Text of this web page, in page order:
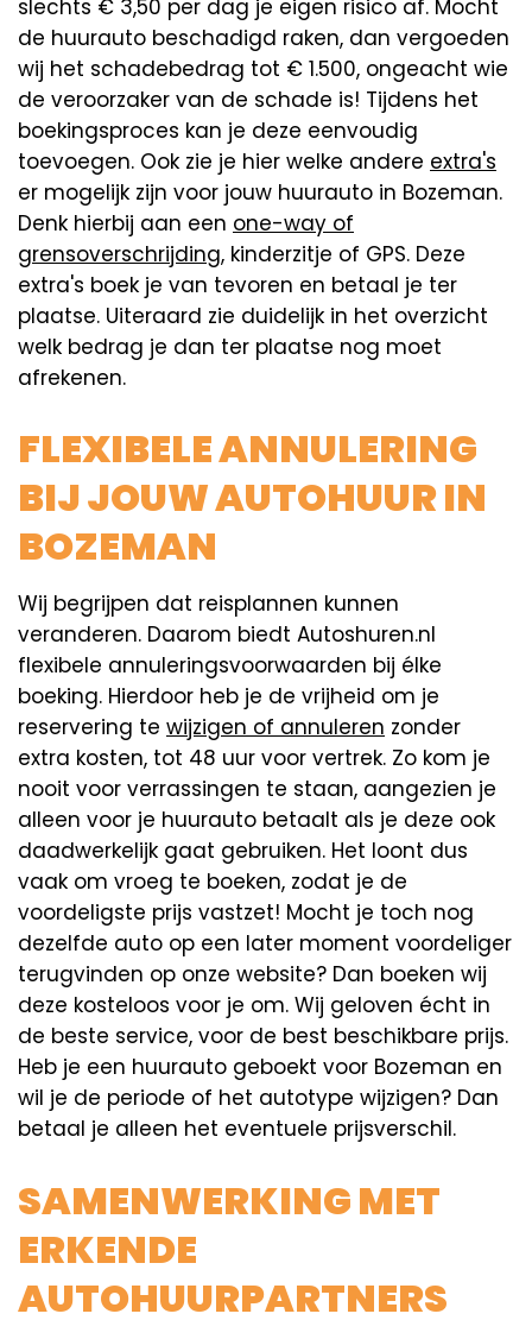
slechts € 3,50 per dag je eigen risico af. Mocht
de huurauto beschadigd raken, dan vergoeden
wij het schadebedrag tot € 1.500, ongeacht wie
de veroorzaker van de schade is! Tijdens het
boekingsproces kan je deze eenvoudig
toevoegen. Ook zie je hier welke andere extra's
er mogelijk zijn voor jouw huurauto in Bozeman.
Denk hierbij aan een one-way of
grensoverschrijding, kinderzitje of GPS. Deze
extra's boek je van tevoren en betaal je ter
plaatse. Uiteraard zie duidelijk in het overzicht
welk bedrag je dan ter plaatse nog moet
afrekenen.
FLEXIBELE ANNULERING
BIJ JOUW AUTOHUUR IN
BOZEMAN
Wij begrijpen dat reisplannen kunnen
veranderen. Daarom biedt Autoshuren.nl
flexibele annuleringsvoorwaarden bij élke
boeking. Hierdoor heb je de vrijheid om je
reservering te wijzigen of annuleren zonder
extra kosten, tot 48 uur voor vertrek. Zo kom je
nooit voor verrassingen te staan, aangezien je
alleen voor je huurauto betaalt als je deze ook
daadwerkelijk gaat gebruiken. Het loont dus
vaak om vroeg te boeken, zodat je de
voordeligste prijs vastzet! Mocht je toch nog
dezelfde auto op een later moment voordeliger
terugvinden op onze website? Dan boeken wij
deze kosteloos voor je om. Wij geloven écht in
de beste service, voor de best beschikbare prijs.
Heb je een huurauto geboekt voor Bozeman en
wil je de periode of het autotype wijzigen? Dan
betaal je alleen het eventuele prijsverschil.
SAMENWERKING MET
ERKENDE
AUTOHUURPARTNERS